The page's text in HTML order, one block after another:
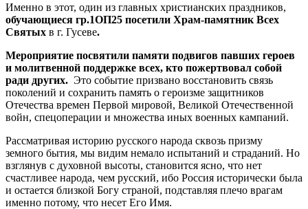
Именно в этот, один из главных христианских праздников,
обучающиеся гр.1ОП25 посетили Храм-памятник Всех
Святых в г. Гусеве.
Мероприятие посвятили памяти подвигов павших героев
и молитвенной поддержке всех, кто пожертвовал собой
ради других. Это событие призвано восстановить связь
поколений и сохранить память о героизме защитников
Отечества времен Первой мировой, Великой Отечественной
войн, спецоперации и множества иных военных кампаний.
Рассматривая историю русского народа сквозь призму
земного бытия, мы видим немало испытаний и страданий. Но
взглянув с духовной высоты, становится ясно, что нет
счастливее народа, чем русский, ибо Россия исторически была
и остается близкой Богу страной, подставляя плечо врагам
именно потому, что несет Его Имя.